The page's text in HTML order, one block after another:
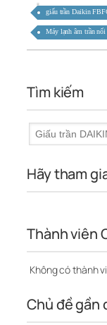
giấu trần Daikin
Máy lạnh âm trần nối
Tìm kiếm
Hãy tham
Thành viên
Không có thành
Chủ đề gần